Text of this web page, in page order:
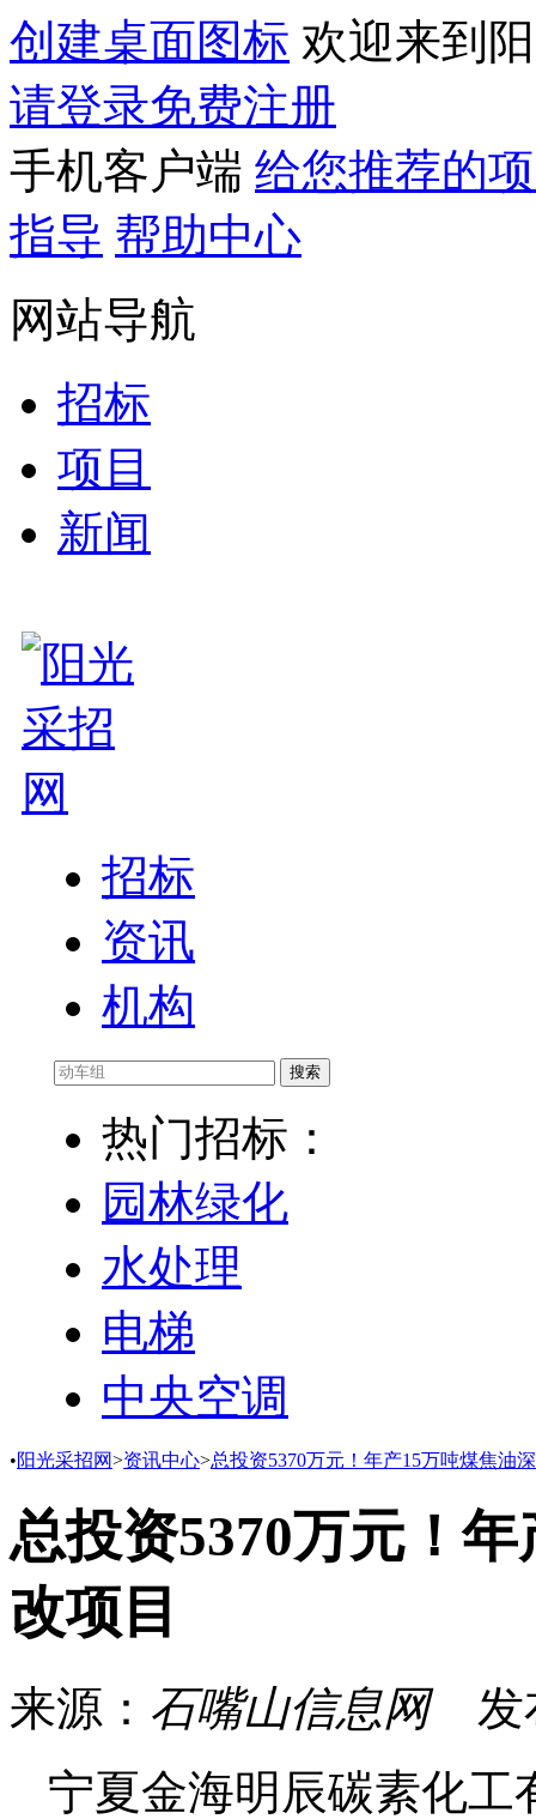
创建桌面图标 欢迎来到
请登录免费注册
手机客户端 给您推荐的
指导 帮助中心
网站导航
招标
项目
新闻
招标
资讯
机构
搜索
热门招标：
园林绿化
水处理
电梯
中央空调
•阳光采招网>资讯中心>总投资5370万元！年产15万吨煤焦油
总投资5370万元！
改项目
来源： 石嘴山信息网发
宁夏金海明辰碳素化工